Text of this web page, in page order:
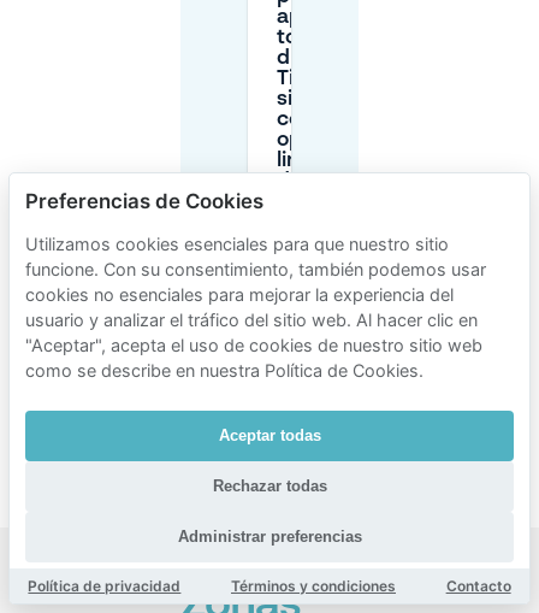
aparcar
todo el
día en
Tilburg
sin lidiar
con las
opciones
limitadas
¿Hay
carga
para
vehículos
eléctricos
al
en
Tilburg?
Preferencias de Cookies
Utilizamos cookies esenciales para que nuestro sitio
funcione. Con su consentimiento, también podemos usar
cookies no esenciales para mejorar la experiencia del
usuario y analizar el tráfico del sitio web. Al hacer clic en
"Aceptar", acepta el uso de cookies de nuestro sitio web
como se describe en nuestra Política de Cookies.
Aceptar todas
Rechazar todas
Administrar preferencias
Política de privacidad Términos y condiciones Contacto